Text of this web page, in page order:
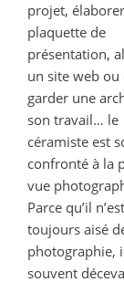
projet,
plaquette de
présentation,
un site web ou
garder une
son travail… le
céramiste est
confronté à la
vue
Parce qu’il
toujours aisé
photographie,
souvent